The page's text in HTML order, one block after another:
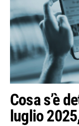
Cosa s’è
luglio